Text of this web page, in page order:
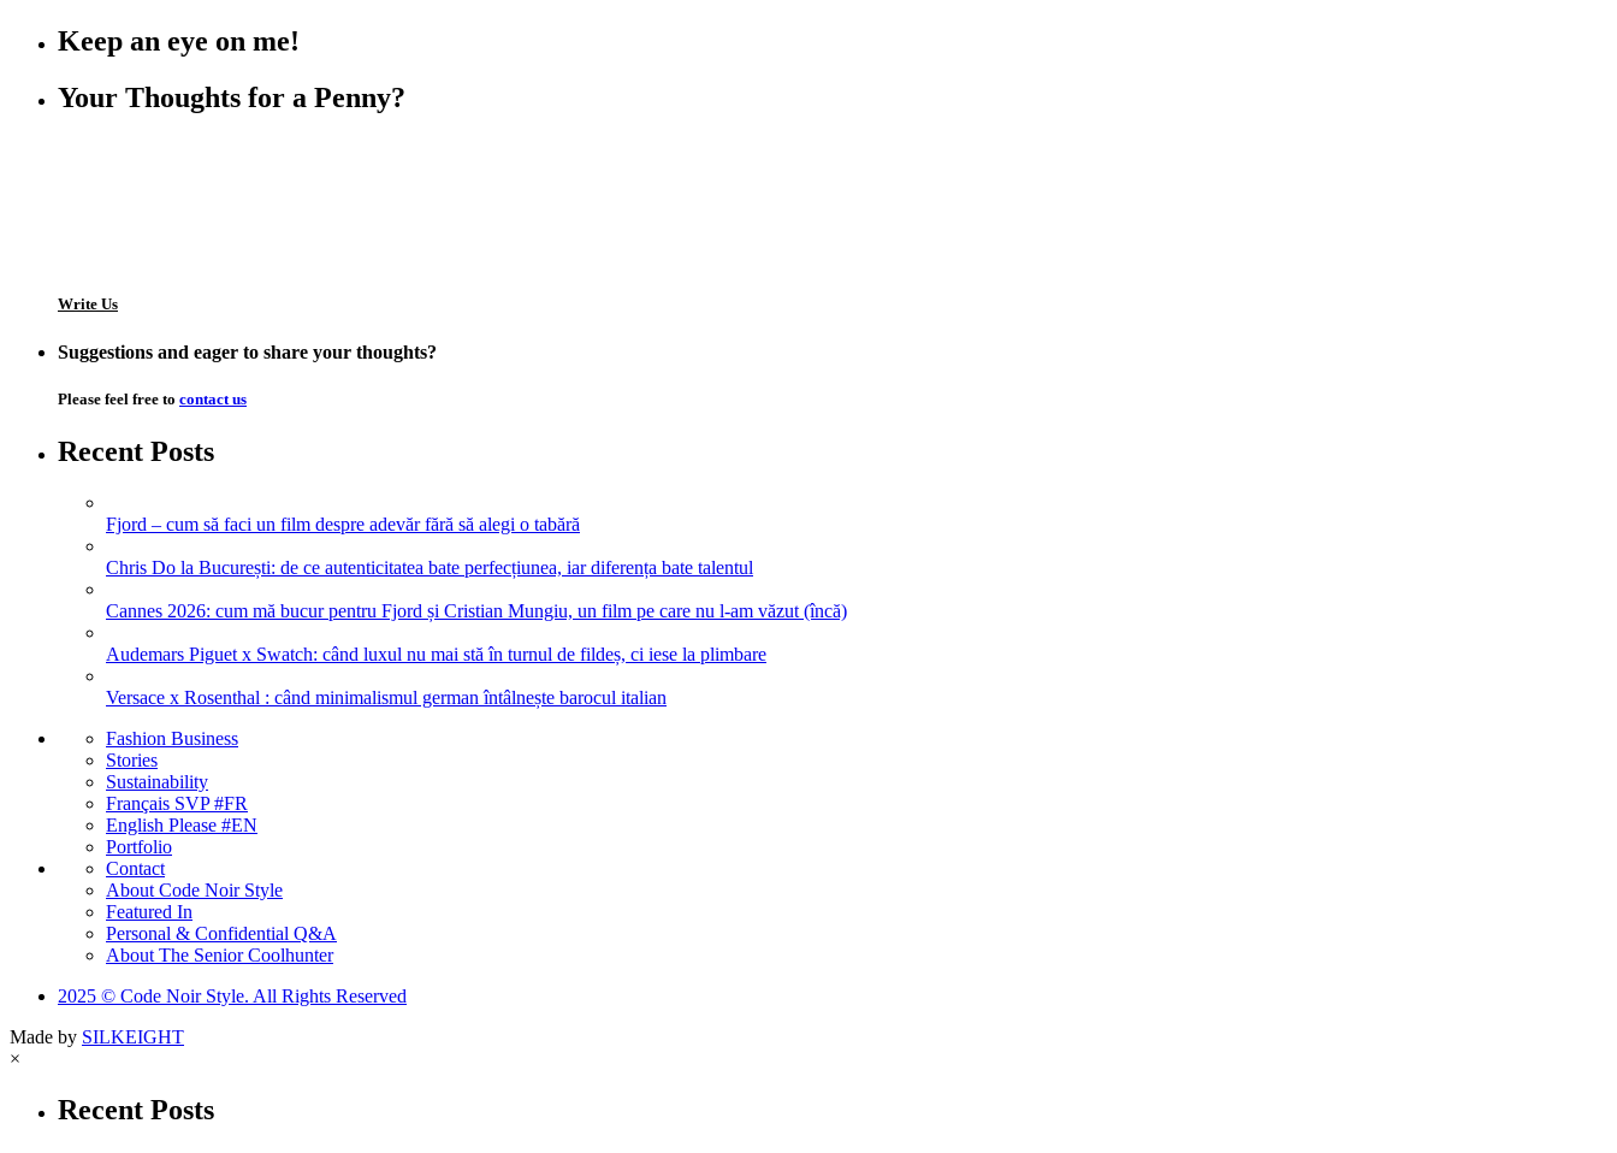
Keep an eye on me!
Your Thoughts for a Penny?
Write Us
Suggestions and eager to share your thoughts?
Please feel free to contact us
Recent Posts
Fjord – cum să faci un film despre adevăr fără să alegi o tabără
Chris Do la București: de ce autenticitatea bate perfecțiunea, iar diferența bate talentul
Cannes 2026: cum mă bucur pentru Fjord și Cristian Mungiu, un film pe care nu l-am văzut (încă)
Audemars Piguet x Swatch: când luxul nu mai stă în turnul de fildeș, ci iese la plimbare
Versace x Rosenthal : când minimalismul german întâlnește barocul italian
Fashion Business
Stories
Sustainability
Français SVP #FR
English Please #EN
Portfolio
Contact
About Code Noir Style
Featured In
Personal & Confidential Q&A
About The Senior Coolhunter
2025 © Code Noir Style. All Rights Reserved
Made by SILKEIGHT
×
Recent Posts